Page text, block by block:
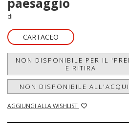
di
CARTACEO
NON DISPONIBILE PER IL
E RITIRA'
NON DISPONIBILE
AGGIUNGI ALLA WISHLIST